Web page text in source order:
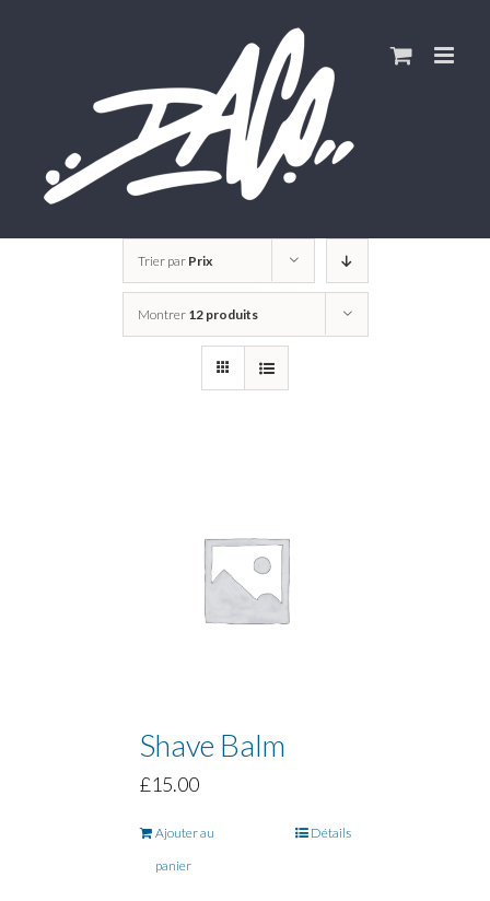
Trier par Prix
Montrer 12 produits
Shave Balm
£15.00
Ajouter au
panier
Détails